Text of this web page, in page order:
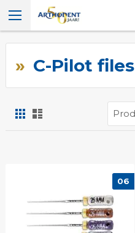
C-Pilot files
Foto-
tabel
06